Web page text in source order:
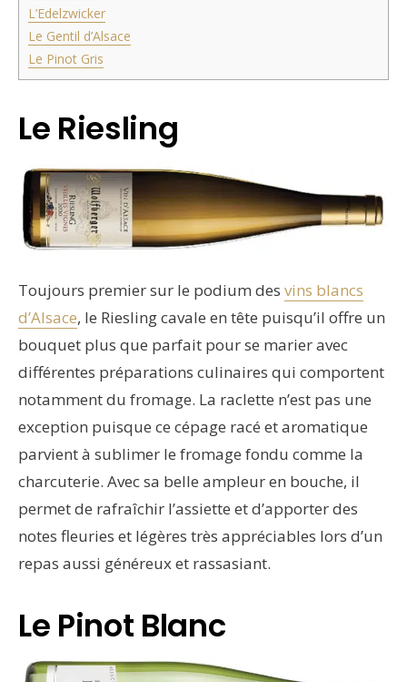
L’Edelzwicker
Le Gentil d’Alsace
Le Pinot Gris
Le Riesling
Toujours premier sur le podium des vins blancs
d’Alsace, le Riesling cavale en tête puisqu’il offre un
bouquet plus que parfait pour se marier avec
différentes préparations culinaires qui comportent
notamment du fromage. La raclette n’est pas une
exception puisque ce cépage racé et aromatique
parvient à sublimer le fromage fondu comme la
charcuterie. Avec sa belle ampleur en bouche, il
permet de rafraîchir l’assiette et d’apporter des
notes fleuries et légères très appréciables lors d’un
repas aussi généreux et rassasiant.
Le Pinot Blanc